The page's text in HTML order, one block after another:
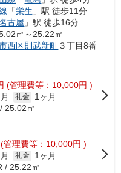
「栄生 」駅 徒歩11分
古屋 」駅 徒歩16分
㎡～25.22㎡
西区則武新町３丁目8番
(管理費等：10,000円 )
礼金
1ヶ月
25.02㎡
(管理費等：10,000円 )
礼金
1ヶ月
/ 25.22㎡